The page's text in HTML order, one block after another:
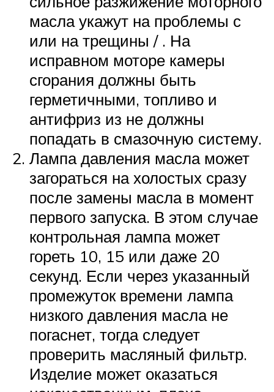
масла укажут на проблемы с
или на трещины / . На
исправном моторе камеры
сгорания должны быть
герметичными, топливо и
антифриз из не должны
попадать в смазочную систему.
Лампа давления масла может
загораться на холостых сразу
после замены масла в момент
первого запуска. В этом случае
контрольная лампа может
гореть 10, 15 или даже 20
секунд. Если через указанный
промежуток времени лампа
низкого давления масла не
погаснет, тогда следует
проверить масляный фильтр.
Изделие может оказаться